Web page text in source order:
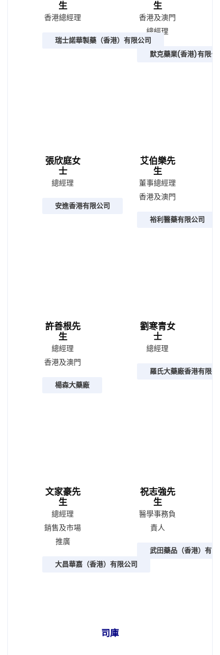
生
香港總經理
瑞士諾華製藥（香港）有限公司
生
香港及澳門
總經理
默克藥業(香港)有限公
張欣庭女
士
總經理
安進香港有限公司
艾伯樂先
生
董事總經理
香港及澳門
裕利醫藥有限公司
許善根先
生
總經理
香港及澳門
楊森大藥廠
劉寒青女
士
總經理
羅氏大藥廠香港有限
文家豪先
生
總經理
銷售及市場
推廣
大昌華嘉（香港）有限公司
祝志強先
生
醫學事務負
責人
武田藥品（香港）有
司庫